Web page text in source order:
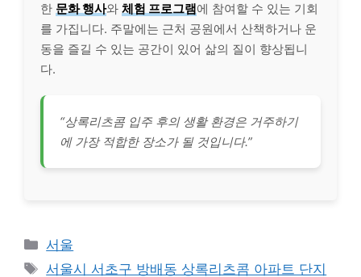
한 문화 행사와 체험 프로그램에 참여할 수 있는 기회
를 가집니다. 주말에는 근처 공원에서 산책하거나 운
동을 즐길 수 있는 공간이 있어 삶의 질이 향상됩니
다.
“상록리츠콤 입주 후의 생활 환경은 거주하기
에 가장 적합한 장소가 될 것입니다.”
Categories
서울
Tags
서울시 서초구 방배동 상록리츠콤 아파트 단지